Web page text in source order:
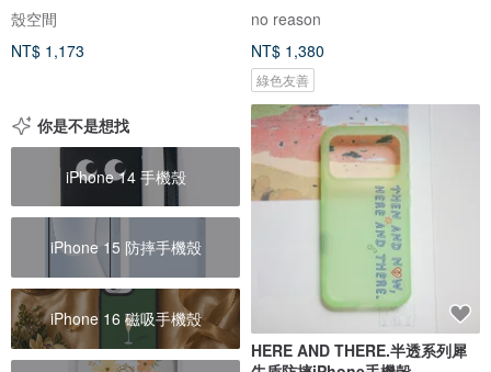
殼空間
NT$ 1,173
no reason
NT$ 1,380
綠色友善
你是不是想找
iPhone 14 手機殼
iPhone 15 防摔手機殼
iPhone 16 磁吸手機殼
HERE AND THERE.半透系列犀